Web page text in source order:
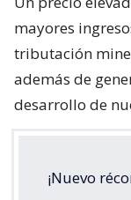
mayores
tributación
además de
desarrollo de
¡Nuevo